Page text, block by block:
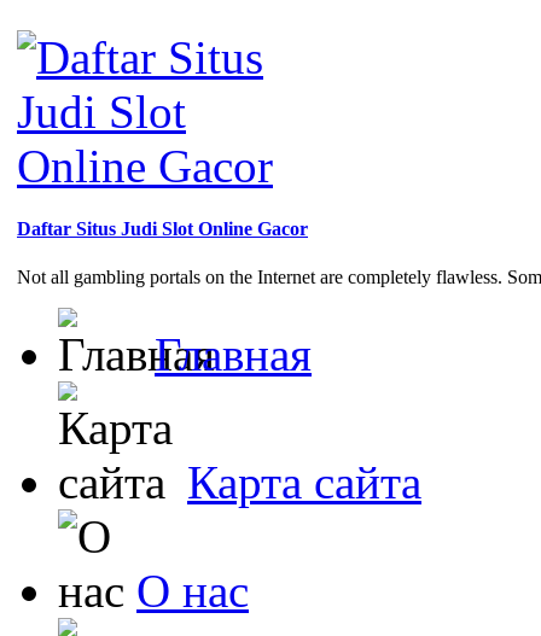
Daftar Situs Judi Slot Online Gacor
Not all gambling portals on the Internet are completely flawless.
Главная
Карта сайта
О нас